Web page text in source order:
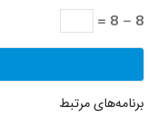
8 − 8 =
برنامه‌های مرتبط